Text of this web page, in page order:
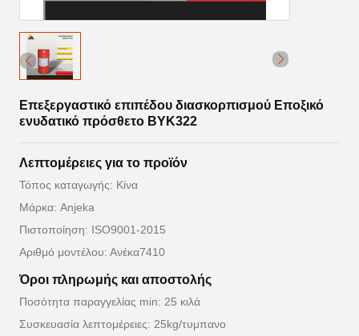
Επεξεργαστικό επιπέδου διασκορπισμού Εποξικό
ενυδατικό πρόσθετο BYK322
Λεπτομέρειες για το προϊόν
Τόπος καταγωγής: Κίνα
Μάρκα: Anjeka
Πιστοποίηση: ISO9001-2015
Αριθμό μοντέλου: Ανέκα7410
Όροι πληρωμής και αποστολής
Ποσότητα παραγγελίας min: 25 κιλά
Συσκευασία λεπτομέρειες: 25kg/τυμπανο